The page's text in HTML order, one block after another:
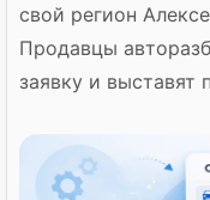
свой регион
Продавцы
заявку и выставят